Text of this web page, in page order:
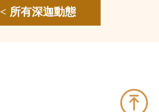
< 所有深迦動態